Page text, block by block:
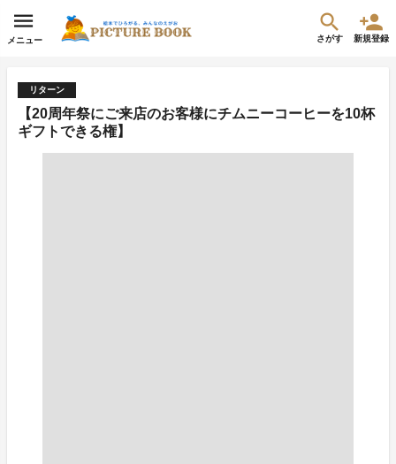
メニュー さがす 新規登録
リターン
【20周年祭にご来店のお客様にチムニーコーヒーを10杯
ギフトできる権】